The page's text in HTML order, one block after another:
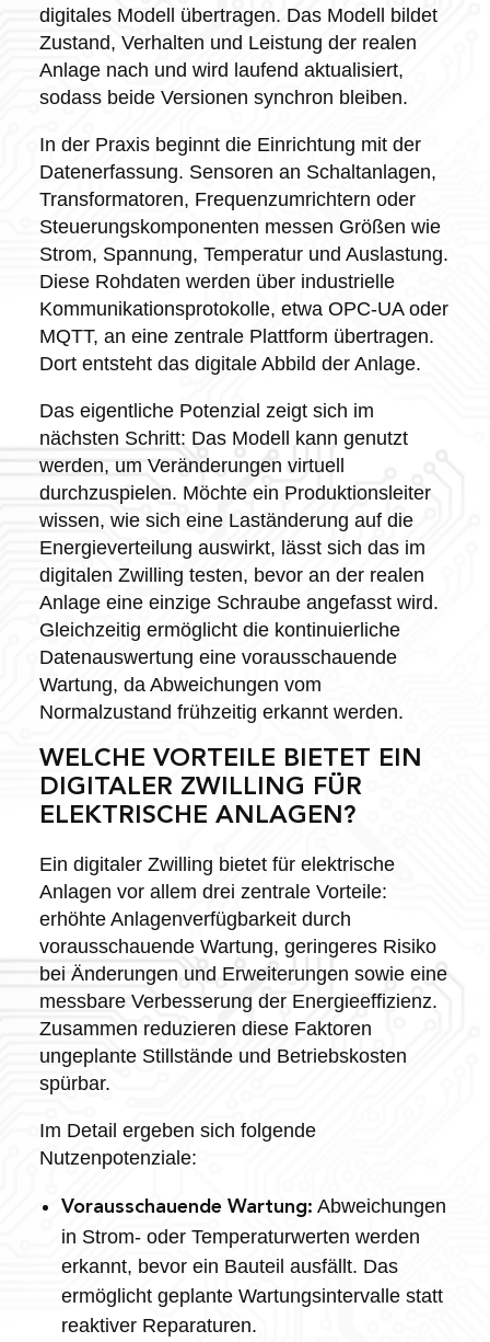
digitales Modell übertragen. Das Modell bildet
Zustand, Verhalten und Leistung der realen
Anlage nach und wird laufend aktualisiert,
sodass beide Versionen synchron bleiben.
In der Praxis beginnt die Einrichtung mit der
Datenerfassung. Sensoren an Schaltanlagen,
Transformatoren, Frequenzumrichtern oder
Steuerungskomponenten messen Größen wie
Strom, Spannung, Temperatur und Auslastung.
Diese Rohdaten werden über industrielle
Kommunikationsprotokolle, etwa OPC-UA oder
MQTT, an eine zentrale Plattform übertragen.
Dort entsteht das digitale Abbild der Anlage.
Das eigentliche Potenzial zeigt sich im
nächsten Schritt: Das Modell kann genutzt
werden, um Veränderungen virtuell
durchzuspielen. Möchte ein Produktionsleiter
wissen, wie sich eine Laständerung auf die
Energieverteilung auswirkt, lässt sich das im
digitalen Zwilling testen, bevor an der realen
Anlage eine einzige Schraube angefasst wird.
Gleichzeitig ermöglicht die kontinuierliche
Datenauswertung eine vorausschauende
Wartung, da Abweichungen vom
Normalzustand frühzeitig erkannt werden.
WELCHE VORTEILE BIETET EIN
DIGITALER ZWILLING FÜR
ELEKTRISCHE ANLAGEN?
Ein digitaler Zwilling bietet für elektrische
Anlagen vor allem drei zentrale Vorteile:
erhöhte Anlagenverfügbarkeit durch
vorausschauende Wartung, geringeres Risiko
bei Änderungen und Erweiterungen sowie eine
messbare Verbesserung der Energieeffizienz.
Zusammen reduzieren diese Faktoren
ungeplante Stillstände und Betriebskosten
spürbar.
Im Detail ergeben sich folgende
Nutzenpotenziale:
Vorausschauende Wartung: Abweichungen
in Strom- oder Temperaturwerten werden
erkannt, bevor ein Bauteil ausfällt. Das
ermöglicht geplante Wartungsintervalle statt
reaktiver Reparaturen.